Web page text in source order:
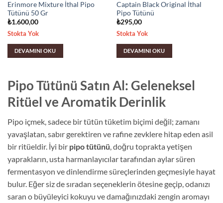
Erinmore Mixture İthal Pipo
Tütünü 50 Gr
₺1.600,00
Stokta Yok
DEVAMINI OKU
Captain Black Original İthal
Pipo Tütünü
₺295,00
Stokta Yok
DEVAMINI OKU
Pipo Tütünü Satın Al: Geleneksel
Ritüel ve Aromatik Derinlik
Pipo içmek, sadece bir tütün tüketim biçimi değil; zamanı
yavaşlatan, sabır gerektiren ve rafine zevklere hitap eden asil
bir ritüeldir. İyi bir pipo tütünü , doğru toprakta yetişen
yaprakların, usta harmanlayıcılar tarafından aylar süren
fermentasyon ve dinlendirme süreçlerinden geçmesiyle hayat
bulur. Eğer siz de sıradan seçeneklerin ötesine geçip, odanızı
saran o büyüleyici kokuyu ve damağınızdaki zengin aromayı